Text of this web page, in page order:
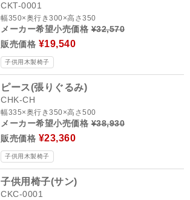
CKT-0001
幅350×奥行き300×高さ350
メーカー希望小売価格¥32,570
販売価格 ¥19,540
子供用木製椅子
ピース(張りぐるみ)
CHK-CH
幅335×奥行き350×高さ500
メーカー希望小売価格¥38,930
販売価格 ¥23,360
子供用木製椅子
子供用椅子(サン)
CKC-0001